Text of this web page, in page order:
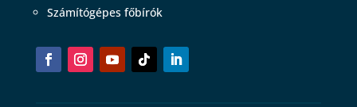
Számítógépes főbírók